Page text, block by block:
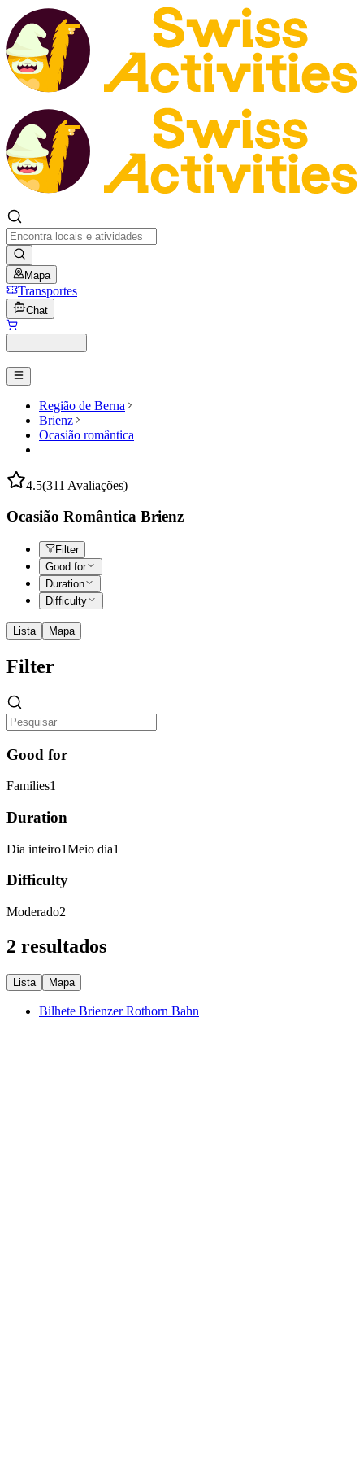
Mapa
Transportes
Chat
Região de Berna
Brienz
Ocasião romântica
4.5(311 Avaliações)
Ocasião Romântica Brienz
Filter
Good for
Duration
Difficulty
Lista Mapa
Filter
Good for
Families1
Duration
Dia inteiro1Meio dia1
Difficulty
Moderado2
2 resultados
Lista Mapa
Bilhete Brienzer Rothorn Bahn